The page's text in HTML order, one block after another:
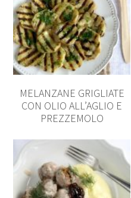
MELANZANE GRIGLIATE
CON OLIO ALL’AGLIO E
PREZZEMOLO